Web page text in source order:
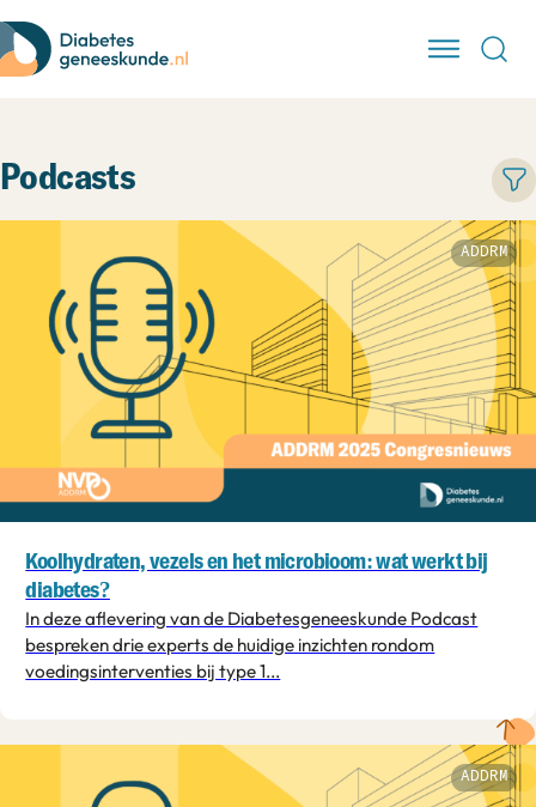
Podcasts
ADDRM
Koolhydraten, vezels en het microbioom: wat werkt bij
diabetes?
In deze aflevering van de Diabetesgeneeskunde Podcast
bespreken drie experts de huidige inzichten rondom
voedingsinterventies bij type 1...
ADDRM